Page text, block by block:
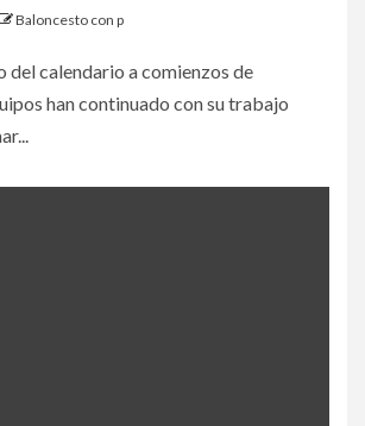
Baloncesto con p
del calendario a comienzos de
han continuado con su trabajo